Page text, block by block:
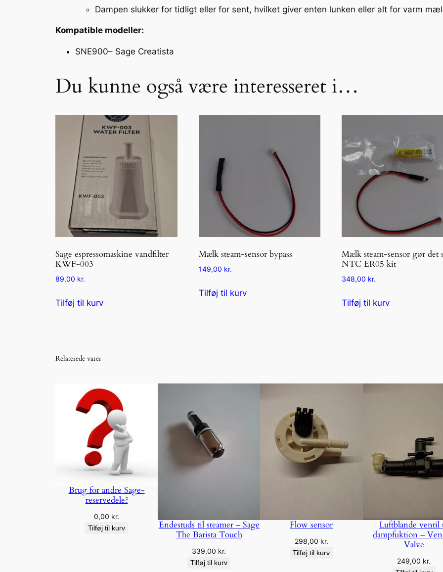
l
Dampen slukker for tidligt eller for sent, hvilket giver enten lunken eller alt for varm
Kompatible modeller:
SNE900– Sage Creatista
Du kunne også være interesseret i…
Sage espressomaskine vandfilter
KWF-003
89,00 kr.
Tilføj til kurv
Mælk steam-sensor bypass
149,00 kr.
Tilføj til kurv
Mælk steam-sensor gør det
NTC ER05 kit
348,00 kr.
Tilføj til kurv
Relaterede varer
Brug for andre Sage-
reservedele?
0,00 kr.
Tilføj til kurv
Endestuds til steamer – Sage
The Barista Touch
339,00 kr.
Tilføj til kurv
Flow sensor
298,00 kr.
Tilføj til kurv
Luftblande ventil
dampfuktion –
Valve
249,00 kr.